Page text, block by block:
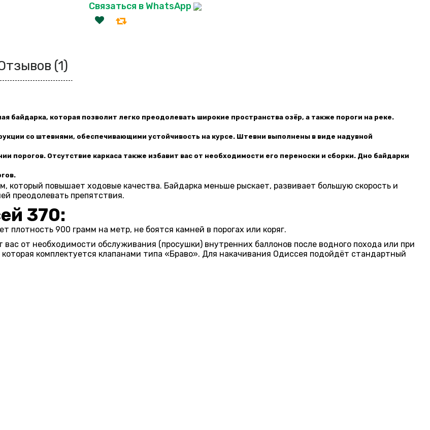
Связаться в WhatsApp
(1)
байдарка, которая позволит легко преодолевать широкие пространства озёр, а также пороги на реке.
со штевнями, обеспечивающими устойчивость на курсе. Штевни выполнены в виде надувной
порогов. Отсутствие каркаса также избавит вас от необходимости его переноски и сборки. Дно байдарки
который повышает ходовые качества. Байдарка меньше рыскает, развивает большую скорость и
преодолевать препятствия.
370:
плотность 900 грамм на метр, не боятся камней в порогах или коряг.
вас от необходимости обслуживания (просушки) внутренних баллонов после водного похода или при
которая комплектуется клапанами типа «Браво». Для накачивания Одиссея подойдёт стандартный